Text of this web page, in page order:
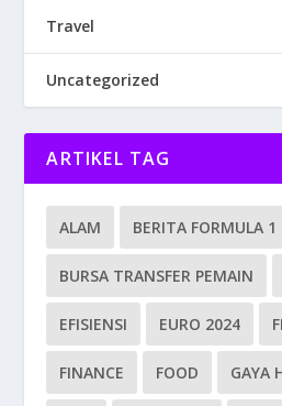
Travel
Uncategorized
ARTIKEL TAG
ALAM BERITA FORMULA 1
BURSA TRANSFER PEMAIN
EFISIENSI EURO 2024
FINANCE FOOD GAYA